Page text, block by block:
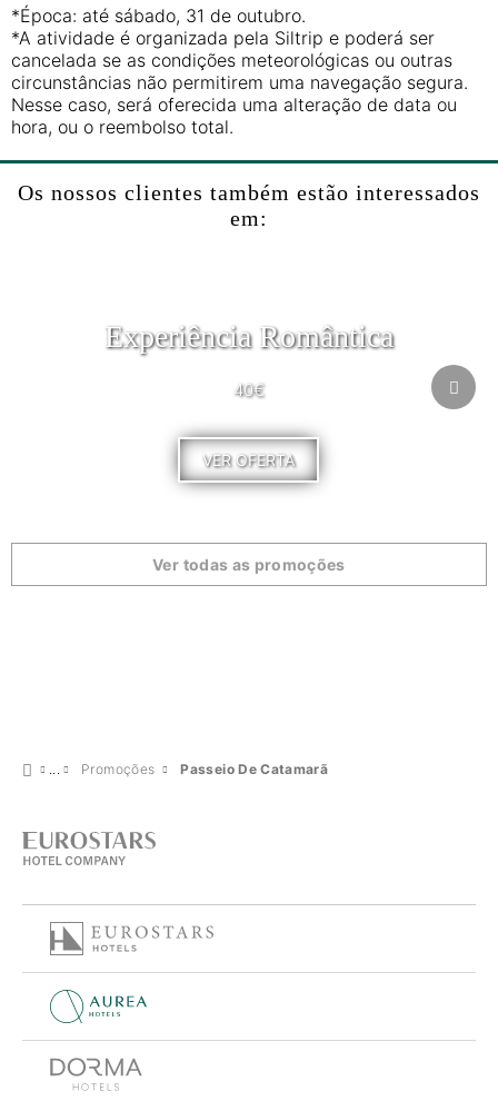
*Época: até sábado, 31 de outubro.
*A atividade é organizada pela Siltrip e poderá ser
cancelada se as condições meteorológicas ou outras
circunstâncias não permitirem uma navegação segura.
Nesse caso, será oferecida uma alteração de data ou
hora, ou o reembolso total.
Os nossos clientes também estão interessados
em:
Experiência Romântica
40€
VER OFERTA
Ver todas as promoções
Promoções Passeio De Catamarã